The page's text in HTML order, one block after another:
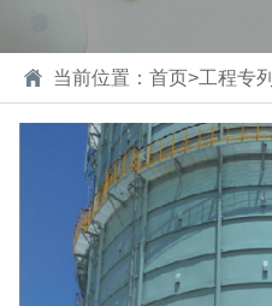
当前位置： 首页>工程专列